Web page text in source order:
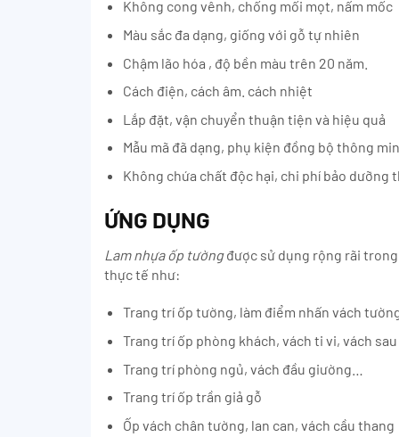
Không cong vênh, chống mối mọt, nấm mốc
Màu sắc đa dạng, giống với gỗ tự nhiên
Chậm lão hóa , độ bền màu trên 20 năm.
Cách điện, cách âm. cách nhiệt
Lắp đặt, vận chuyển thuận tiện và hiệu quả
Mẫu mã đã dạng, phụ kiện đồng bộ thông
Không chứa chất độc hại, chi phí bảo dưỡng
ỨNG DỤNG
Lam nhựa ốp tườngđược sử dụng rộng rãi
thực tế như:
Trang trí ốp tường, làm điểm nhấn vách
Trang trí ốp phòng khách, vách ti vi, vách
Trang trí phòng ngủ, vách đầu giường…
Trang trí ốp trần giả gỗ
Ốp vách chân tường, lan can, vách cầu thang